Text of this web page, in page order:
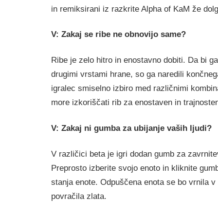
in remiksirani iz razkrite Alpha of KaM že
V: Zakaj se ribe ne obnovijo same?
Ribe je zelo hitro in enostavno dobiti. Da bi
drugimi vrstami hrane, so ga naredili
igralec smiselno izbiro med različnimi
more izkoriščati rib za enostaven in
V: Zakaj ni gumba za ubijanje vaših ljudi?
V različici beta je igri dodan gumb za
Preprosto izberite svojo enoto in kliknite
stanja enote. Odpuščena enota se bo vrnila
povračila zlata.